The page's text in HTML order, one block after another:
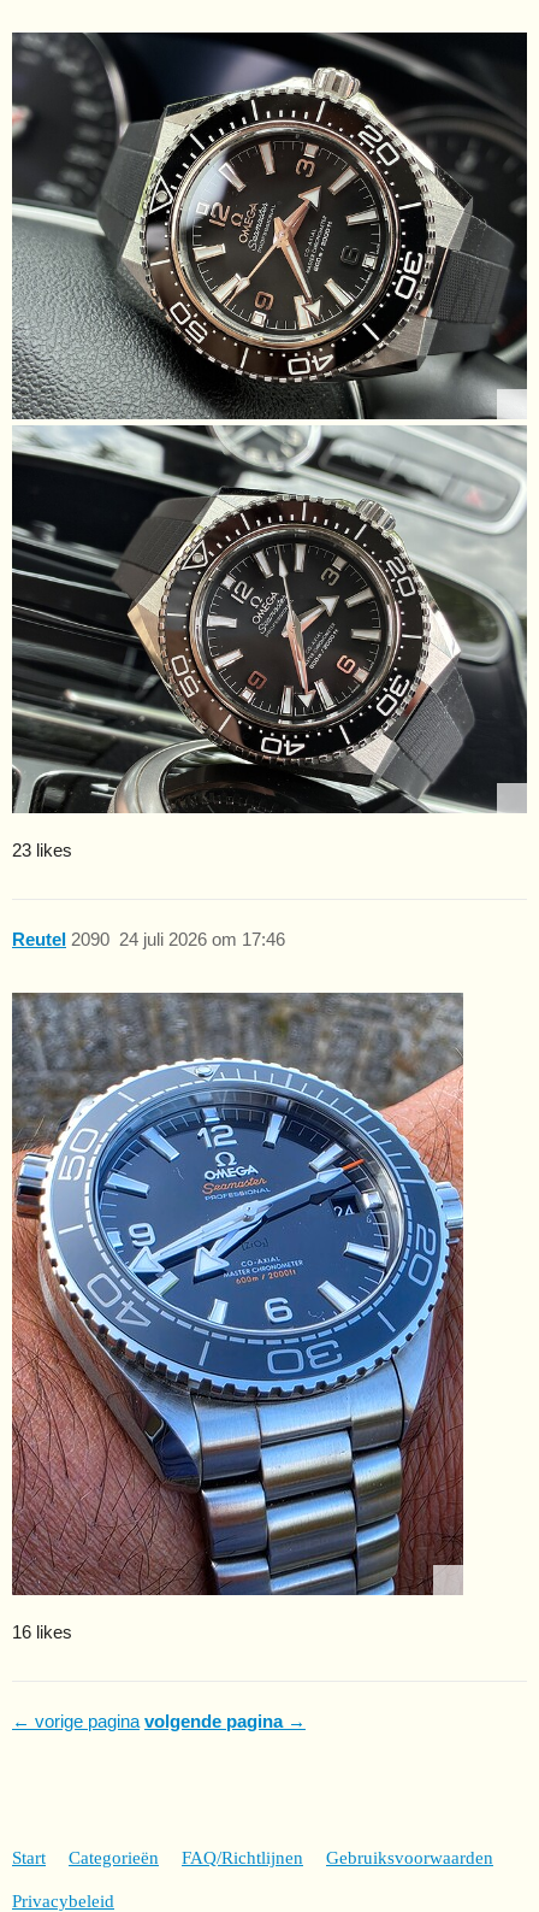
23 likes
Reutel 24 juli 2026 om 17:46
2090
16 likes
← vorige pagina volgende pagina →
Start Categorieën FAQ/Richtlijnen Gebruiksvoorwaarden
Privacybeleid